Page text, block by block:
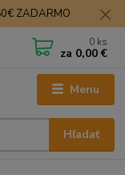
ZADARMO
Menu
Hľadať
0 ks
za 0,00 €